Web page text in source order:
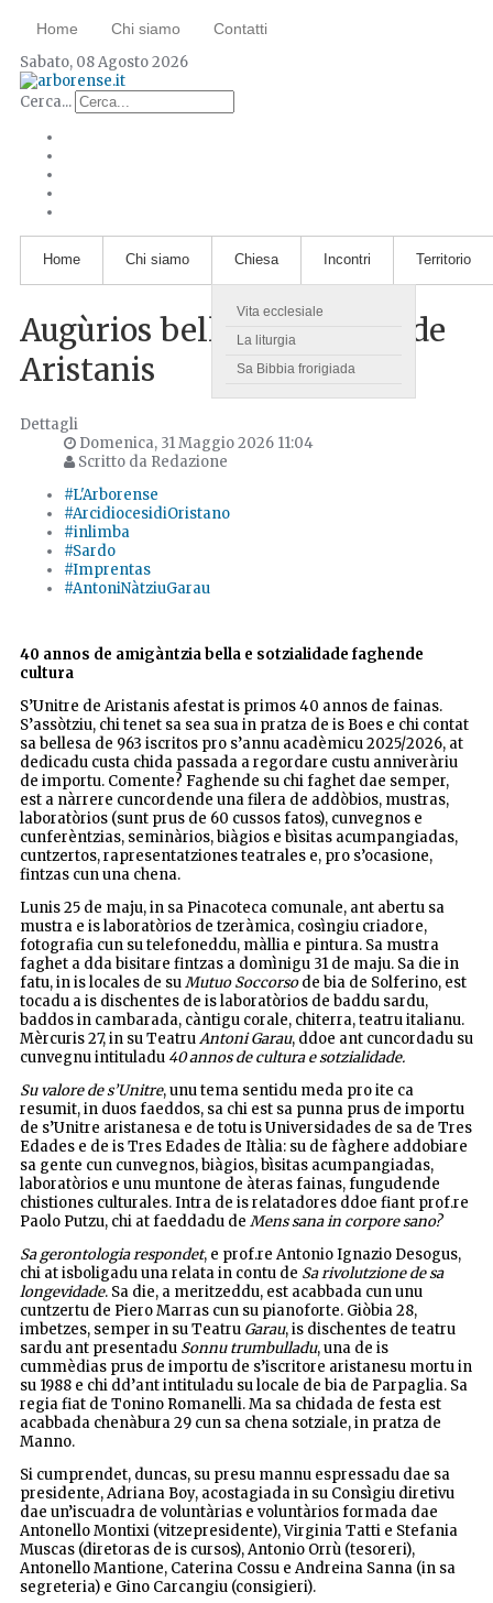
Home Chi siamo Contatti
Sabato, 08 Agosto 2026
Cerca...
Home Chi siamo Chiesa
Vita ecclesiale
La liturgia
Sa Bibbia frorigiada
Incontri Territorio
Augùrios bellos a s’Unitre de
Aristanis
Dettagli
Domenica, 31 Maggio 2026 11:04
Scritto da Redazione
#L'Arborense
#ArcidiocesidiOristano
#inlimba
#Sardo
#Imprentas
#AntoniNàtziuGarau
40 annos de amigàntzia bella e sotzialidade faghende
cultura
S’Unitre de Aristanis afestat is primos 40 annos de fainas.
S’assòtziu, chi tenet sa sea sua in pratza de is Boes e chi contat
sa bellesa de 963 iscritos pro s’annu acadèmicu 2025/2026, at
dedicadu custa chida passada a regordare custu anniveràriu
de importu. Comente? Faghende su chi faghet dae semper,
est a nàrrere cuncordende una filera de addòbios, mustras,
laboratòrios (sunt prus de 60 cussos fatos), cunvegnos e
cunferèntzias, seminàrios, biàgios e bìsitas acumpangiadas,
cuntzertos, rapresentatziones teatrales e, pro s’ocasione,
fintzas cun una chena.
Lunis 25 de maju, in sa Pinacoteca comunale, ant abertu sa
mustra e is laboratòrios de tzeràmica, cosìngiu criadore,
fotografia cun su telefoneddu, màllia e pintura. Sa mustra
faghet a dda bisitare fintzas a domìnigu 31 de maju. Sa die in
fatu, in is locales de suMutuo Soccorsode bia de Solferino, est
tocadu a is dischentes de is laboratòrios de baddu sardu,
baddos in cambarada, càntigu corale, chiterra, teatru italianu.
Mèrcuris 27, in su TeatruAntoni Garau, ddoe ant cuncordadu su
cunvegnu intituladu 40 annos de cultura e sotzialidade.
Su valore de s’Unitre, unu tema sentidu meda pro ite ca
resumit, in duos faeddos, sa chi est sa punna prus de importu
de s’Unitre aristanesa e de totu is Universidades de sa de Tres
Edades e de is Tres Edades de Itàlia: su de fàghere addobiare
sa gente cun cunvegnos, biàgios, bìsitas acumpangiadas,
laboratòrios e unu muntone de àteras fainas, fungudende
chistiones culturales. Intra de is relatadores ddoe fiant prof.re
Paolo Putzu, chi at faeddadu de Mens sana in corpore sano?
Sa gerontologia respondet, e prof.re Antonio Ignazio Desogus,
chi at isboligadu una relata in contu de Sa rivolutzione de sa
longevidade. Sa die, a meritzeddu, est acabbada cun unu
cuntzertu de Piero Marras cun su pianoforte. Giòbia 28,
imbetzes, semper in su Teatru Garau, is dischentes de teatru
sardu ant presentadu Sonnu trumbulladu, una de is
cummèdias prus de importu de s’iscritore aristanesu mortu in
su 1988 e chi dd’ant intituladu su locale de bia de Parpaglia. Sa
regia fiat de Tonino Romanelli. Ma sa chidada de festa est
acabbada chenàbura 29 cun sa chena sotziale, in pratza de
Manno.
Si cumprendet, duncas, su presu mannu espressadu dae sa
presidente, Adriana Boy, acostagiada in su Consìgiu diretivu
dae un’iscuadra de voluntàrias e voluntàrios formada dae
Antonello Montixi (vitzepresidente), Virginia Tatti e Stefania
Muscas (diretoras de is cursos), Antonio Orrù (tesoreri),
Antonello Mantione, Caterina Cossu e Andreina Sanna (in sa
segreteria) e Gino Carcangiu (consigieri).